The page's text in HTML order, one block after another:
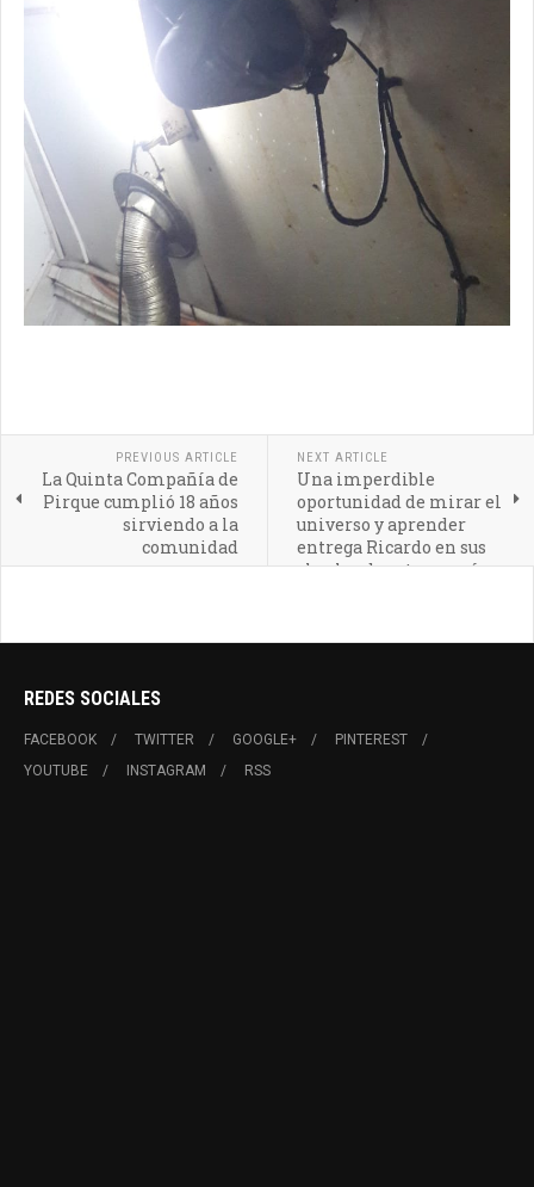
PREVIOUS ARTICLE
La Quinta Compañía de
Pirque cumplió 18 años
sirviendo a la
comunidad
NEXT ARTICLE
Una imperdible
oportunidad de mirar el
universo y aprender
entrega Ricardo en sus
charlas de astronomía
REDES SOCIALES
FACEBOOK TWITTER GOOGLE+
PINTEREST
YOUTUBE
INSTAGRAM RSS